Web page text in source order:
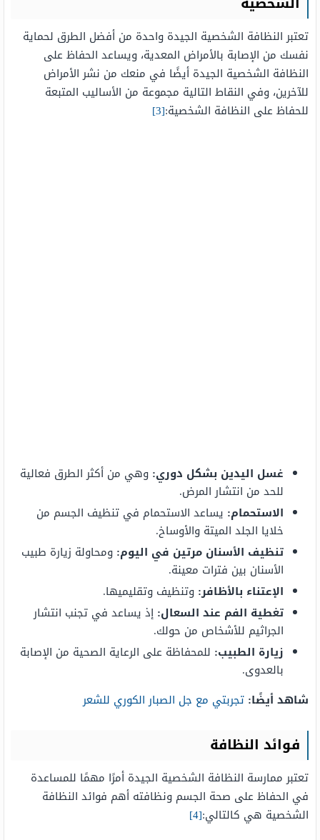
تعتبر النظافة الشخصية الجيدة واحدة من أفضل الطرق لحماية
نفسك من الإصابة بالأمراض المعدية، ويساعد الحفاظ على
النظافة الشخصية الجيدة أيضًا في منعك من نشر الأمراض
للآخرين، وفي النقاط التالية مجموعة من الأساليب المتبعة
للحفاظ على النظافة الشخصية:[3]
غسل اليدين بشكل دوري: وهي من أكثر الطرق فعالية
للحد من انتشار المرض.
الاستحمام: يساعد الاستحمام في تنظيف الجسم من
خلايا الجلد الميتة والأوساخ.
تنظيف الأسنان مرتين في اليوم: ومحاولة زيارة طبيب
الأسنان بين فترات معينة.
الإعتناء بالأظافر: وتنظيف وتقليميها.
تغطية الفم عند السعال: إذ يساعد في تجنب انتشار
الجراثيم للأشخاص من حولك.
زيارة الطبيب: للمحفاظة على الرعاية الصحية من الإصابة
بالعدوى.
شاهد أيضًا: تجربتي مع جل الصبار الكوري للشعر
فوائد النظافة
تعتبر ممارسة النظافة الشخصية الجيدة أمرًا مهمًا للمساعدة
في الحفاظ على صحة الجسم ونظافته أهم فوائد النظافة
الشخصية هي كالتالي:[4]